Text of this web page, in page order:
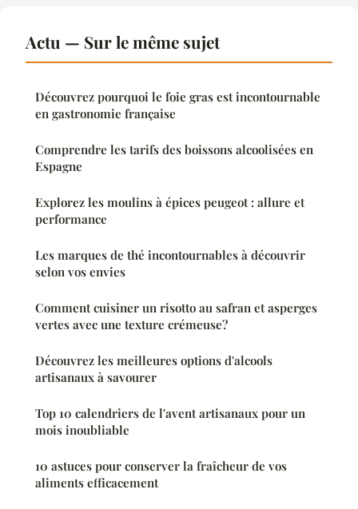
Actu — Sur le même sujet
Découvrez pourquoi le foie gras est incontournable
en gastronomie française
Comprendre les tarifs des boissons alcoolisées en
Espagne
Explorez les moulins à épices peugeot : allure et
performance
Les marques de thé incontournables à découvrir
selon vos envies
Comment cuisiner un risotto au safran et asperges
vertes avec une texture crémeuse?
Découvrez les meilleures options d'alcools
artisanaux à savourer
Top 10 calendriers de l'avent artisanaux pour un
mois inoubliable
10 astuces pour conserver la fraîcheur de vos
aliments efficacement